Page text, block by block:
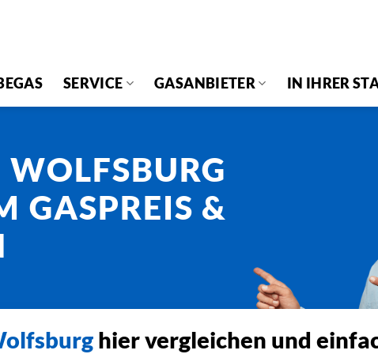
SERVICE GASANBIETER IN IHRER
GASPREIS &
hier vergleichen und